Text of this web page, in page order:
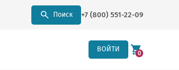
Поиск +7 (800) 551-22-09
ВОЙТИ 0